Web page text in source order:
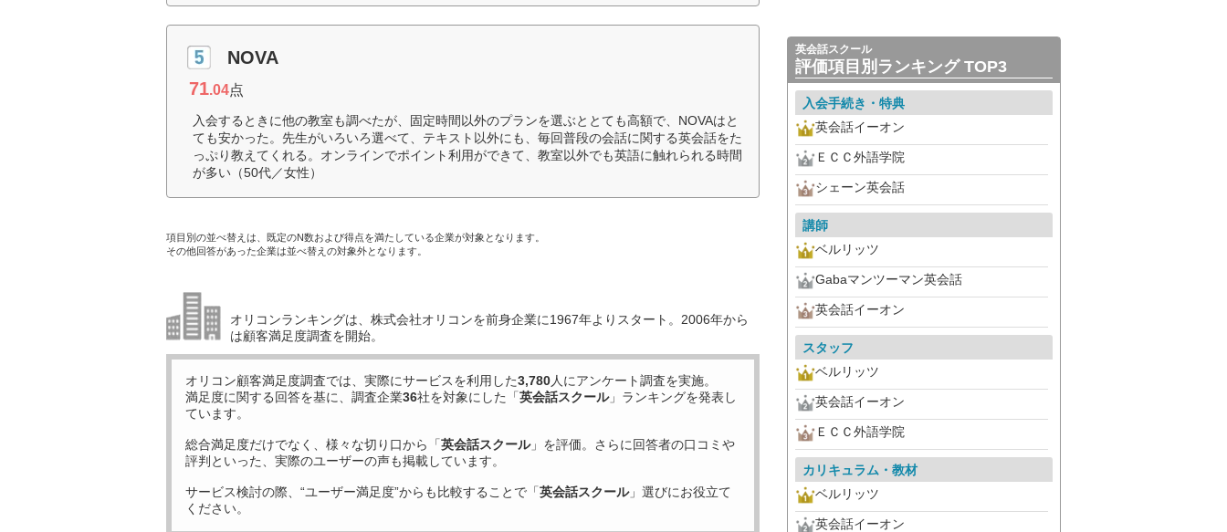
NOVA
71.04点
入会するときに他の教室も調べたが、固定時間以外のプランを選ぶととても高額で、NOVAはと
ても安かった。先生がいろいろ選べて、テキスト以外にも、毎回普段の会話に関する英会話をた
っぷり教えてくれる。オンラインでポイント利用ができて、教室以外でも英語に触れられる時間
が多い（50代／女性）
項目別の並べ替えは、既定のN数および得点を満たしている企業が対象となります。
その他回答があった企業は並べ替えの対象外となります。
オリコンランキングは、株式会社オリコンを前身企業に1967年よりスタート。2006年から
は顧客満足度調査を開始。
オリコン顧客満足度調査では、実際にサービスを利用した3,780人にアンケート調査を実施。
満足度に関する回答を基に、調査企業36社を対象にした「英会話スクール」ランキングを発表し
ています。
総合満足度だけでなく、様々な切り口から「英会話スクール」を評価。さらに回答者の口コミや
評判といった、実際のユーザーの声も掲載しています。
サービス検討の際、“ユーザー満足度”からも比較することで「英会話スクール」選びにお役立て
ください。
英会話スクール
評価項目別ランキング TOP3
入会手続き・特典
英会話イーオン
ＥＣＣ外語学院
シェーン英会話
講師
ベルリッツ
Gabaマンツーマン英会話
英会話イーオン
スタッフ
ベルリッツ
英会話イーオン
ＥＣＣ外語学院
カリキュラム・教材
ベルリッツ
英会話イーオン